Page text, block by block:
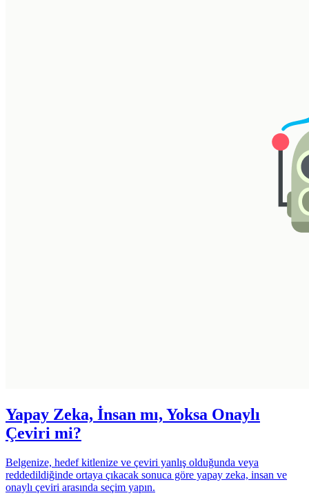
Yapay Zeka, İnsan mı, Yoksa Onaylı
Çeviri mi?
Belgenize, hedef kitlenize ve çeviri yanlış olduğunda veya
reddedildiğinde ortaya çıkacak sonuca göre yapay zeka, insan ve
onaylı çeviri arasında seçim yapın.